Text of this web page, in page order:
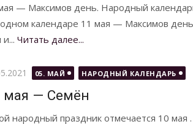
— Максимов день. Народный
календаре 11 мая — Максимов
Читать далее...
05. МАЙ НАРОДНЫЙ КАЛЕНДАРЬ
мая — Семён
народный праздник отмечается 10 мая